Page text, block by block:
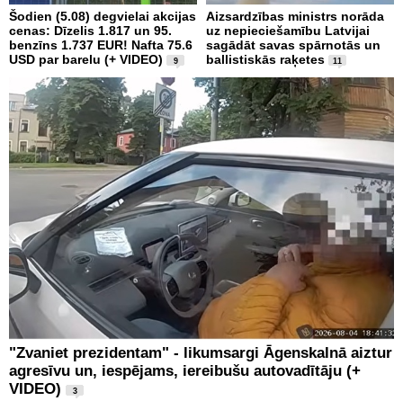
Šodien (5.08) degvielai akcijas
cenas: Dīzelis 1.817 un 95.
benzīns 1.737 EUR! Nafta 75.6
USD par barelu (+ VIDEO)
9
Aizsardzības ministrs norāda
uz nepieciešamību Latvijai
sagādāt savas spārnotās un
ballistiskās raķetes
11
"Zvaniet prezidentam" - likumsargi Āgenskalnā aiztur
agresīvu un, iespējams, iereibušu autovadītāju (+
VIDEO)
3